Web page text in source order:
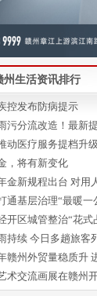
州生活资讯排行
控发布防病提示
污分流改造！最新
动医疗服务提档升级
，将有新变化
通基层治理“最暖一
持续 今日多趟旅客